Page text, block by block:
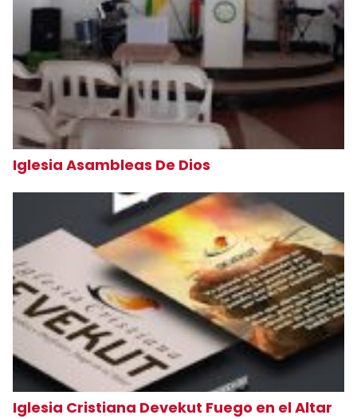
Iglesia Asambleas De Dios
Iglesia Cristiana Devekut Fuego en el Altar